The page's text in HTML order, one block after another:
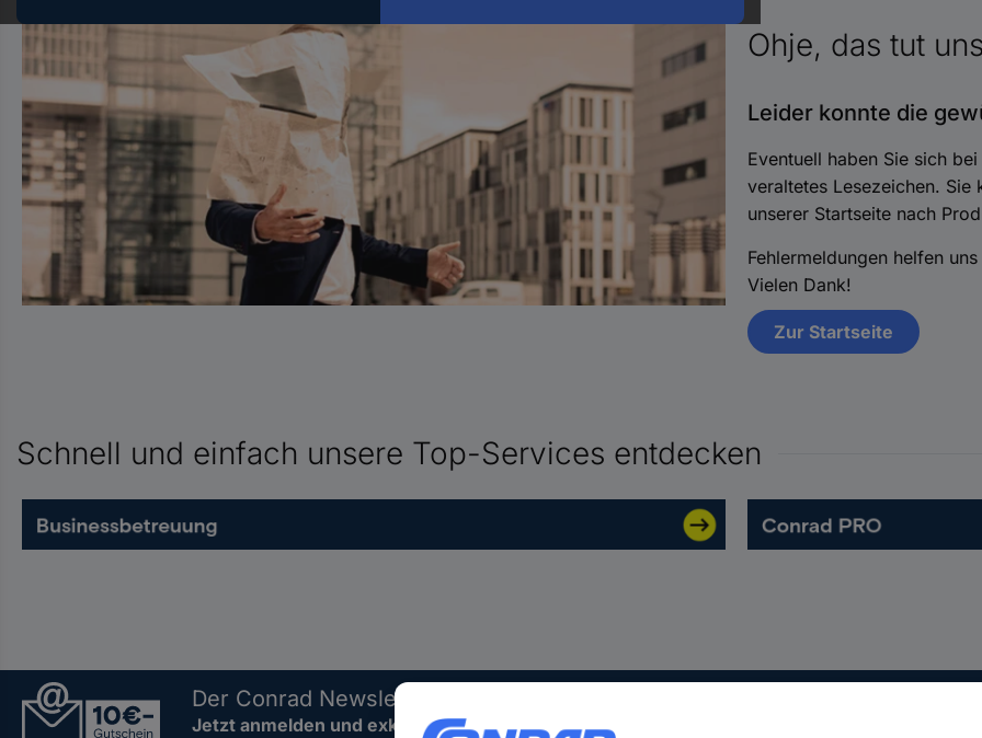
Teile-
Nr.
ein
Ohje, das tut
Leider konnte die
Eventuell haben Sie sich
veraltetes Lesezeichen.
unserer Startseite nach
Fehlermeldungen helfen
Vielen Dank!
Zur Startseite
Schnell und einfach unsere Top-Services entdecken
Der Conrad Newsletter
Jetzt anmelden und exklusive Aktionen, aktuelle News und Angebote immer zuerst